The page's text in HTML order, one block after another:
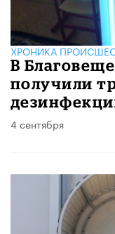
ХРОНИКА
В
получили
4 сентября